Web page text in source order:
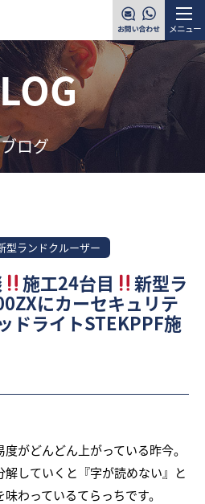
メニュー
ブログ
型ランドクルーザー
施工24台目 新型ラ
にカーセキュリテ
ドライトSTEKPPF施
がどんどん上がっている昨今。
していくと『字が読めない』と
わっているてらっちです。